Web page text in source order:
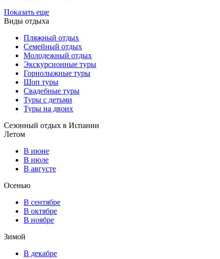
Показать еще
Виды отдыха
Пляжный отдых
Семейный отдых
Молодежный отдых
Экскурсионные туры
Горнолыжные туры
Шоп туры
Свадебные туры
Туры с детьми
Туры на двоих
Сезонный отдых в Испании
Летом
В июне
В июле
В августе
Осенью
В сентябре
В октябре
В ноябре
Зимой
В декабре